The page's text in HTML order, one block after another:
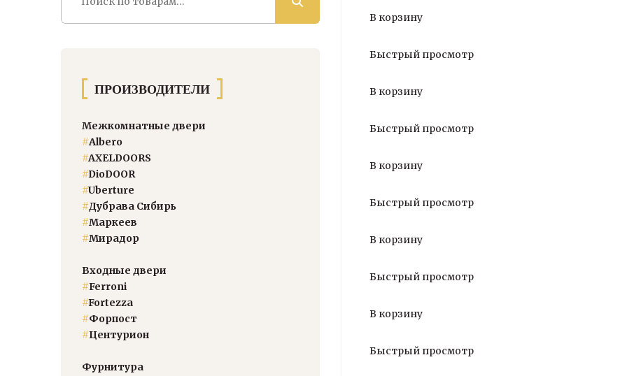
В корзину
Быстрый просмотр
В корзину
Быстрый просмотр
В корзину
Быстрый просмотр
В корзину
Быстрый просмотр
В корзину
Быстрый просмотр
ПРОИЗВОДИТЕЛИ
Межкомнатные двери
#Albero
#AXELDOORS
#DioDOOR
#Uberture
#Дубрава Сибирь
#Маркеев
#Мирадор
Входные двери
#Ferroni
#Fortezza
#Форпост
#Центурион
Фурнитура